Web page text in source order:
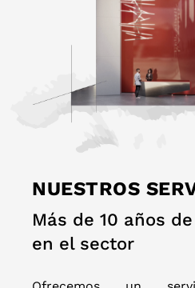
NUESTROS
Más de 10 años
en el sector